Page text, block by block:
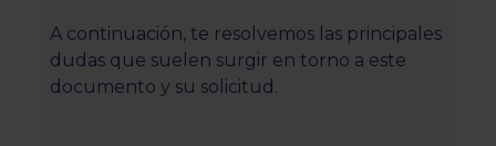
A continuación, te resolvemos las principales
dudas que suelen surgir en torno a este
documento y su solicitud.